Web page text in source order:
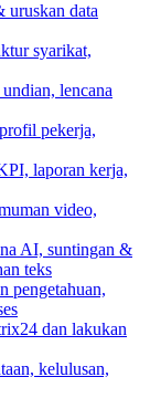
uruskan data
syarikat,
lencana
pekerja,
laporan kerja,
video,
AI, suntingan &
teks
pengetahuan,
dan lakukan
kelulusan,